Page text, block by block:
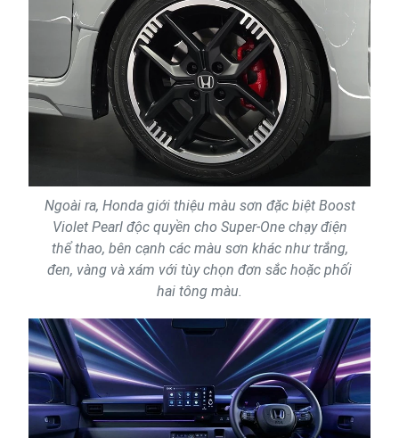
Ngoài ra, Honda giới thiệu màu sơn đặc biệt Boost
Violet Pearl độc quyền cho Super-One chạy điện
thể thao, bên cạnh các màu sơn khác như trắng,
đen, vàng và xám với tùy chọn đơn sắc hoặc phối
hai tông màu.